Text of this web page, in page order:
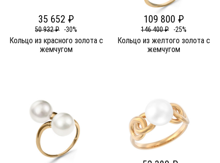
35 652 ₽
50 932 ₽ -30%
Кольцо из красного золота c
жемчугом
109 800 ₽
146 400 ₽ -25%
Кольцо из желтого золота c
жемчугом